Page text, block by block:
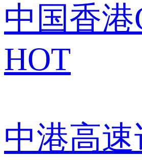
中国香
HOT
中港高